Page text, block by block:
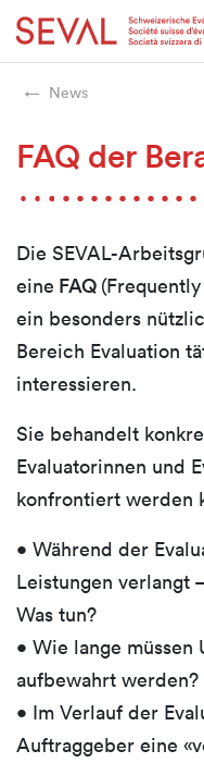
Startseite
Weiter zur
Weiter zum Inhalt
Weiter zur
Weiter zur Sitemap
Weiter zur Suche
Weiter zum Login
News
FAQ der
Die SEVAL-
eine FAQ
ein besonders
Bereich Evaluation
interessieren.
Sie behandelt
Evaluatorinnen und
konfrontiert werden
• Während der
Leistungen verlangt
Was tun?
• Wie lange müssen
aufbewahrt werden?
• Im Verlauf der
Auftraggeber eine